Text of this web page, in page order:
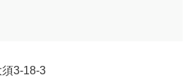
3-18-3